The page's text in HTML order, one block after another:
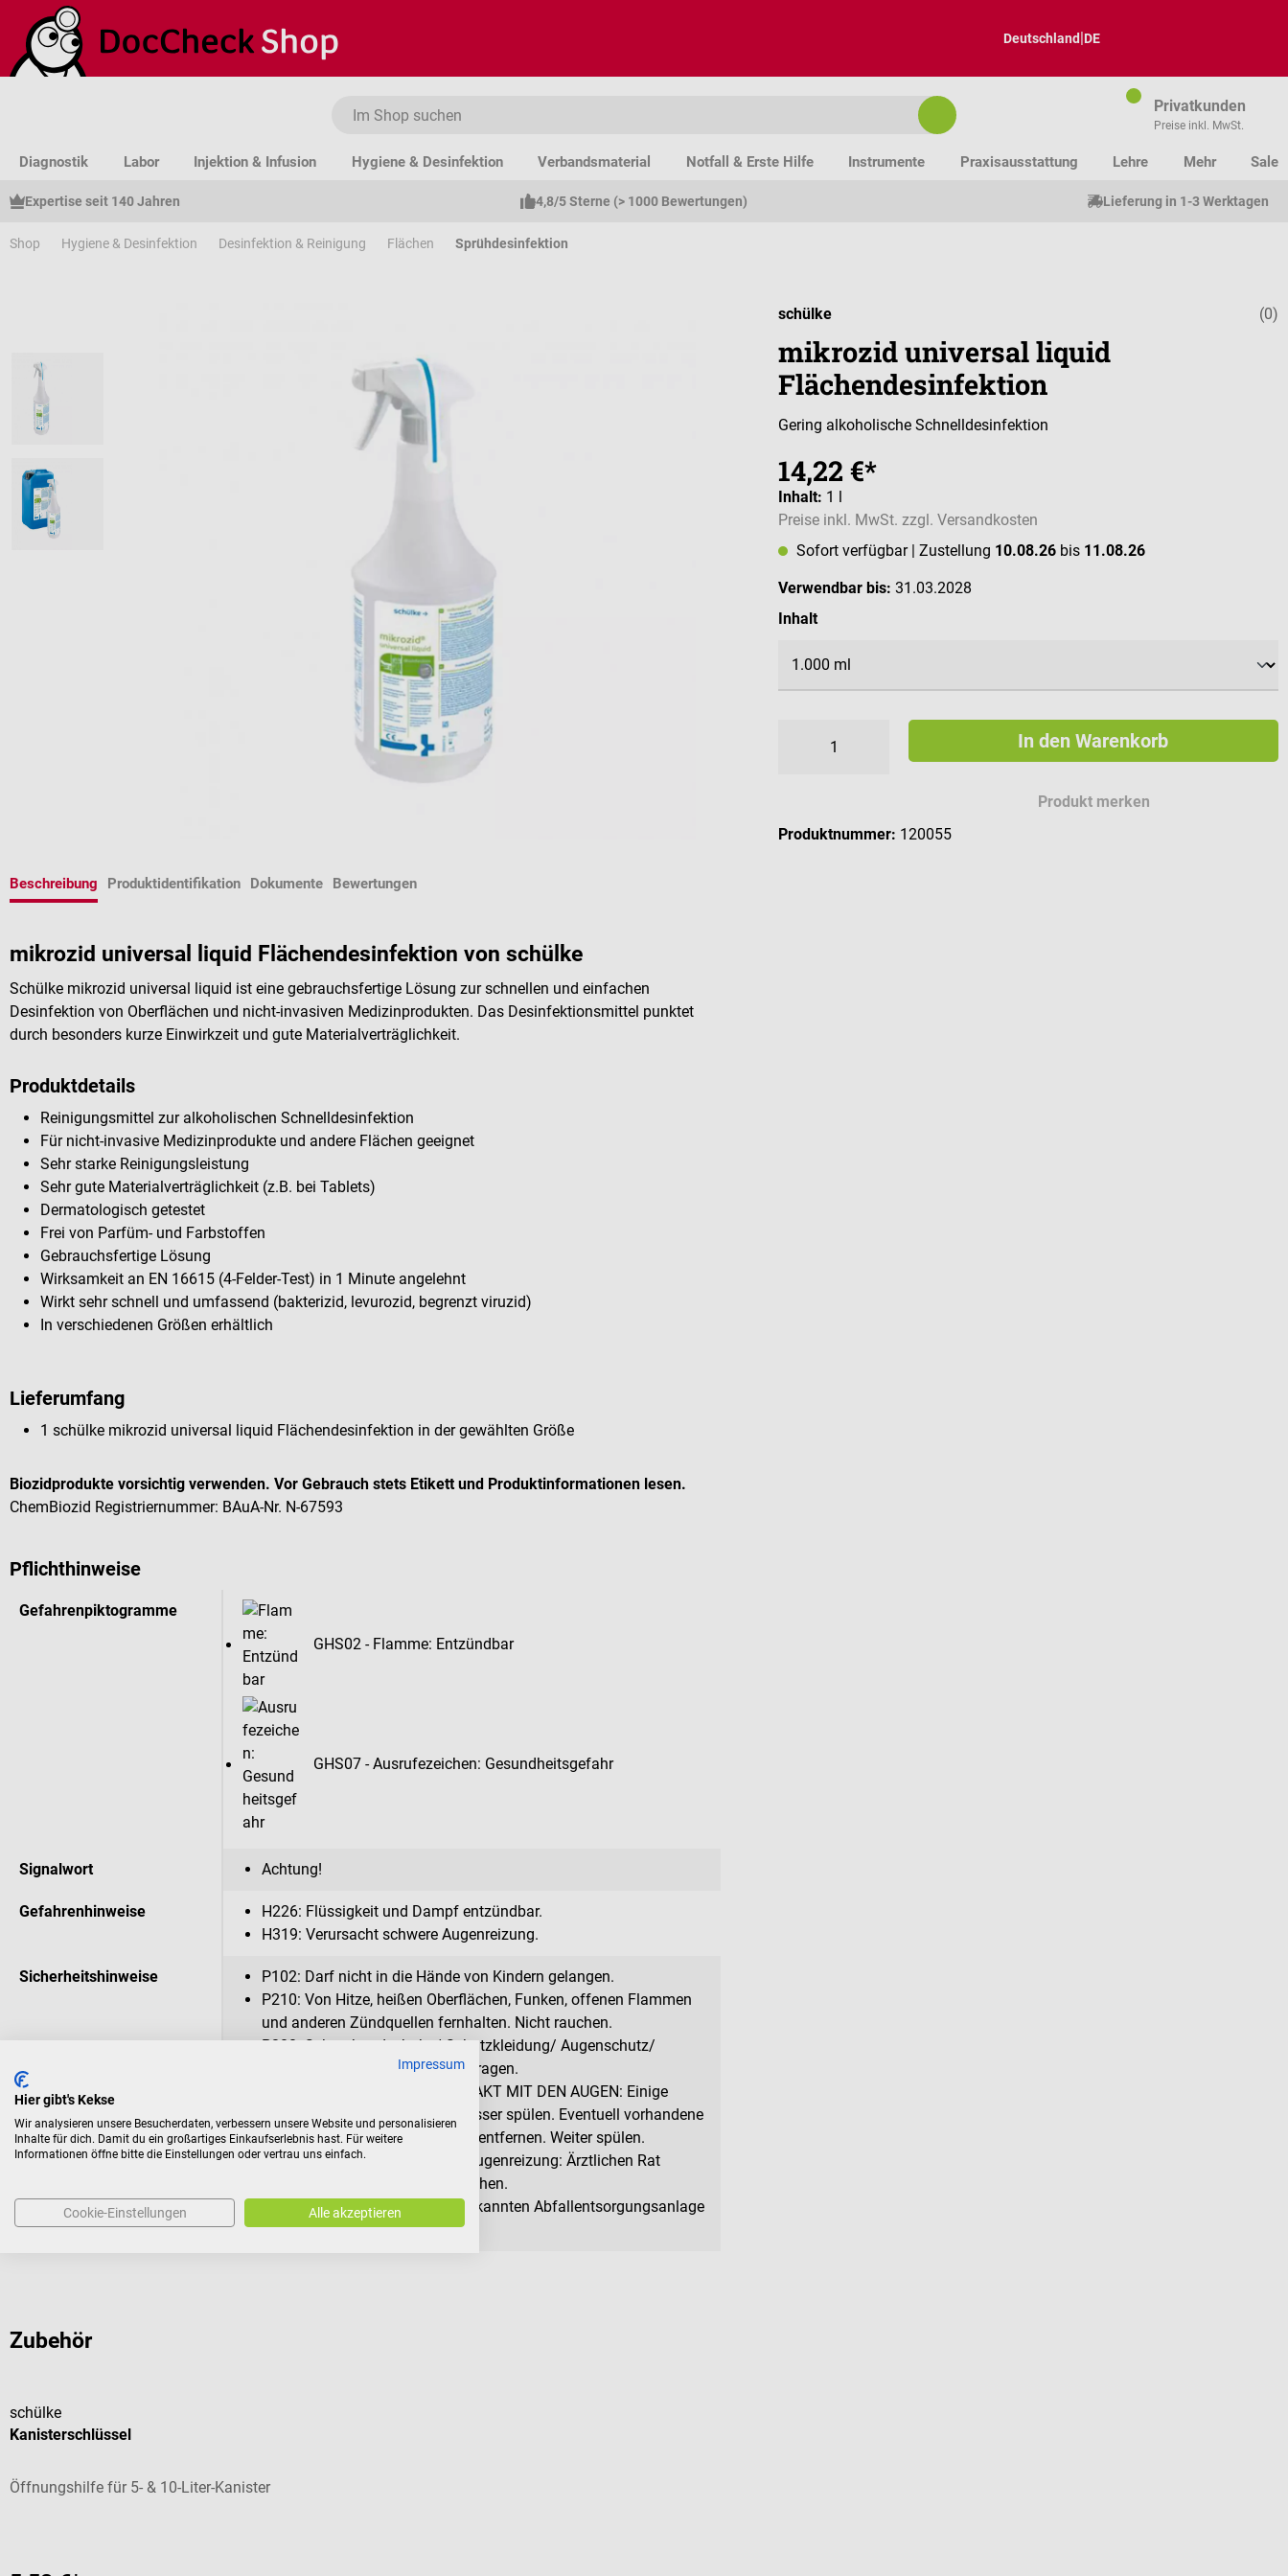
Hauptinhalt springen
Zur Suche springen
Zur Hauptnavigation springen
Deutschland|DE
Privatkunden
Preise inkl. MwSt.
Diagnostik Labor Injektion & Infusion Hygiene & Desinfektion Verbandsmaterial Notfall & Erste Hilfe Instrumente Praxisausstattung Lehre Mehr Sale
Expertise seit 140 Jahren 4,8/5 Sterne (> 1000 Bewertungen) Lieferung in 1-3 Werktagen
Shop Hygiene & Desinfektion Desinfektion & Reinigung Flächen Sprühdesinfektion
(0)
schülke
mikrozid universal liquid
Flächendesinfektion
Gering alkoholische Schnelldesinfektion
14,22 €*
Inhalt: 1 l
Preise inkl. MwSt. zzgl. Versandkosten
Sofort verfügbar | Zustellung 10.08.26 bis 11.08.26
Verwendbar bis: 31.03.2028
Inhaltauswählen
In den Warenkorb
Produkt merken
Produktnummer: 120055
Beschreibung Produktidentifikation Dokumente Bewertungen
mikrozid universal liquid Flächendesinfektion von schülke
Schülke mikrozid universal liquid ist eine gebrauchsfertige Lösung zur schnellen und einfachen
Desinfektion von Oberflächen und nicht-invasiven Medizinprodukten. Das Desinfektionsmittel punktet
durch besonders kurze Einwirkzeit und gute Materialverträglichkeit.
Produktdetails
Reinigungsmittel zur alkoholischen Schnelldesinfektion
Für nicht-invasive Medizinprodukte und andere Flächen geeignet
Sehr starke Reinigungsleistung
Sehr gute Materialverträglichkeit (z.B. bei Tablets)
Dermatologisch getestet
Frei von Parfüm- und Farbstoffen
Gebrauchsfertige Lösung
Wirksamkeit an EN 16615 (4-Felder-Test) in 1 Minute angelehnt
Wirkt sehr schnell und umfassend (bakterizid, levurozid, begrenzt viruzid)
In verschiedenen Größen erhältlich
Lieferumfang
1 schülke mikrozid universal liquid Flächendesinfektion in der gewählten Größe
Biozidprodukte vorsichtig verwenden. Vor Gebrauch stets Etikett und Produktinformationen lesen.
ChemBiozid Registriernummer: BAuA-Nr. N-67593
Pflichthinweise
Gefahrenpiktogramme
GHS02 - Flamme: Entzündbar
GHS07 - Ausrufezeichen: Gesundheitsgefahr
Signalwort Achtung!
Gefahrenhinweise
H226: Flüssigkeit und Dampf entzündbar.
H319: Verursacht schwere Augenreizung.
Sicherheitshinweise
P102: Darf nicht in die Hände von Kindern gelangen.
P210: Von Hitze, heißen Oberflächen, Funken, offenen Flammen
und anderen Zündquellen fernhalten. Nicht rauchen.
P280: Schutzhandschuhe/ Schutzkleidung/ Augenschutz/
Gesichtsschutz/ Gehörschutz/ tragen.
P305 + P351 + P338: BEI KONTAKT MIT DEN AUGEN: Einige
Minuten lang behutsam mit Wasser spülen. Eventuell vorhandene
Kontaktlinsen nach Möglichkeit entfernen. Weiter spülen.
P337 + P313: Bei anhaltender Augenreizung: Ärztlichen Rat
einholen/ärztliche Hilfe hinzuziehen.
P501: Inhalt/Behälter einer anerkannten Abfallentsorgungsanlage
zuführen.
Zubehör
schülke
Kanisterschlüssel
Öffnungshilfe für 5- & 10-Liter-Kanister
Impressum
Hier gibt's Kekse
Wir analysieren unsere Besucherdaten, verbessern unsere Website und personalisieren
Inhalte für dich. Damit du ein großartiges Einkaufserlebnis hast. Für weitere
Informationen öffne bitte die Einstellungen oder vertrau uns einfach.
Cookie-Einstellungen Alle akzeptieren